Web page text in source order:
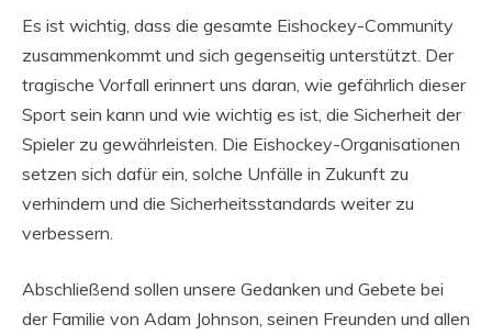
Es ist wichtig, dass die gesamte Eishockey-Community
zusammenkommt und sich gegenseitig unterstützt. Der
tragische Vorfall erinnert uns daran, wie gefährlich dieser
Sport sein kann und wie wichtig es ist, die Sicherheit der
Spieler zu gewährleisten. Die Eishockey-Organisationen
setzen sich dafür ein, solche Unfälle in Zukunft zu
verhindern und die Sicherheitsstandards weiter zu
verbessern.
Abschließend sollen unsere Gedanken und Gebete bei
der Familie von Adam Johnson, seinen Freunden und allen